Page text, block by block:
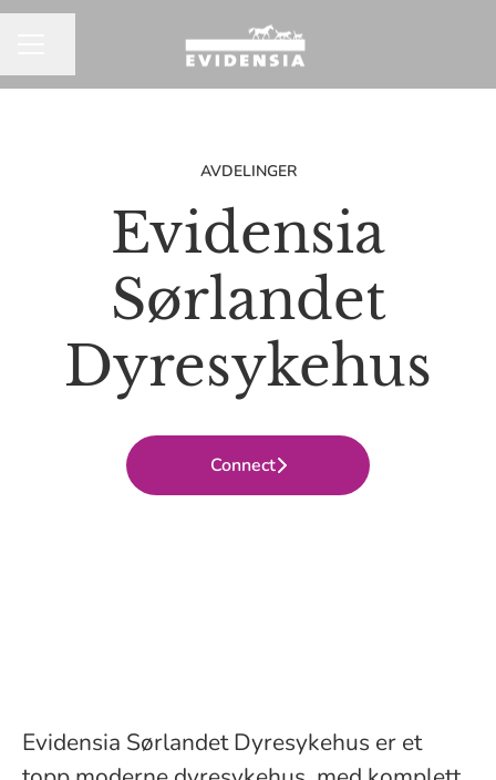
AVDELINGER
Evidensia
Sørlandet
Dyresykehus
Connect
Evidensia Sørlandet Dyresykehus er et